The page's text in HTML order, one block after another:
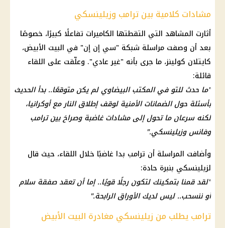
مشادات كلامية بين ترامب وزيلينسكي
أثارت المشاهد التي التقطتها الكاميرات تفاعلًا كبيرًا، خصوصًا
بعد أن وصفت مراسلة شبكة "سي إن إن" في البيت الأبيض،
كايتلان كولينز، ما جرى بأنه "غير عادي". وعلّقت على اللقاء
قائلة:
"ما حدث للتو في المكتب البيضاوي لم يكن متوقعًا.. بدأ الحديث
بأسئلة حول الضمانات الأمنية لوقف إطلاق النار مع أوكرانيا،
لكنه سرعان ما تحول إلى مشادات غاضبة وصراخ بين ترامب
وفانس وزيلينسكي."
وأضافت المراسلة أن ترامب بدا غاضبًا خلال اللقاء، حيث قال
لزيلينسكي بنبرة حادة:
"لقد قمنا بتمكينك لتكون رجلًا قويًا.. إما أن تعقد صفقة سلام
أو ننسحب.. ليس لديك الأوراق الرابحة."
ترامب يطلب من زيلينسكي مغادرة البيت الأبيض